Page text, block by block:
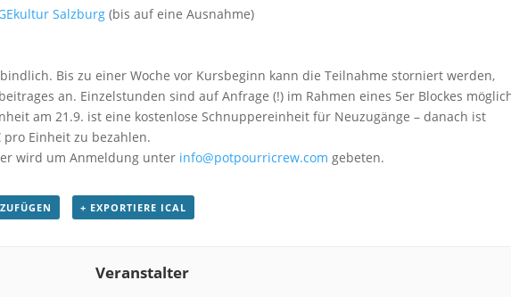
Salzburg (bis auf eine Ausnahme)
Bis zu einer Woche vor Kursbeginn kann die Teilnahme storniert werden,
an. Einzelstunden sind auf Anfrage (!) im Rahmen eines 5er Blockes
am 21.9. ist eine kostenlose Schnuppereinheit für Neuzugänge – danach ist
Einheit zu bezahlen.
wird um Anmeldung unter info@potpourricrew.com gebeten.
+ EXPORTIERE ICAL
Veranstalter